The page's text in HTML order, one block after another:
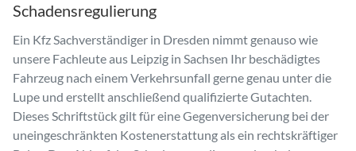
Schadensregulierung
Ein Kfz Sachverständiger in Dresden nimmt genauso wie
unsere Fachleute aus Leipzig in Sachsen Ihr beschädigtes
Fahrzeug nach einem Verkehrsunfall gerne genau unter die
Lupe und erstellt anschließend qualifizierte Gutachten.
Dieses Schriftstück gilt für eine Gegenversicherung bei der
uneingeschränkten Kostenerstattung als ein rechtskräftiger